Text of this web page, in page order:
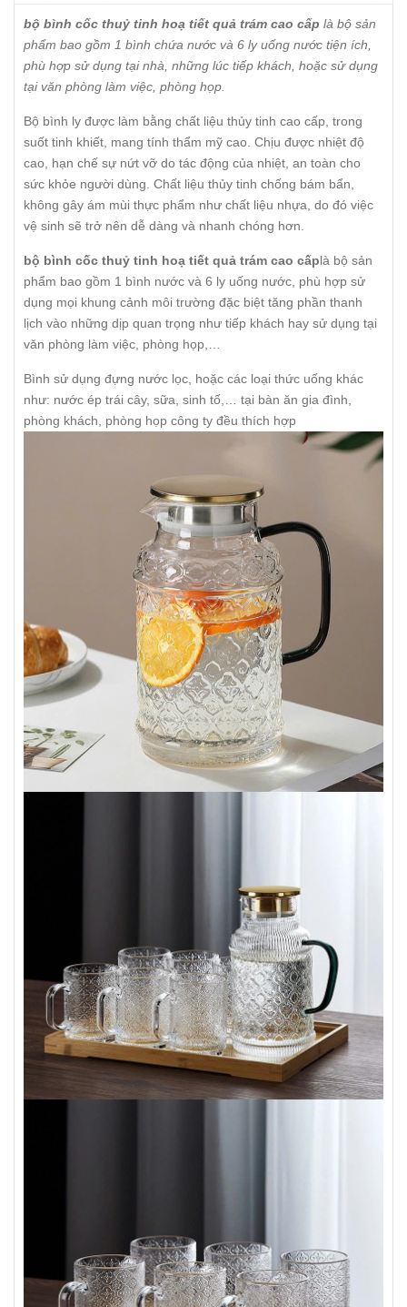
bộ bình cốc thuỷ tinh hoạ tiết quả trám cao cấp là bộ sản
phẩm bao gồm 1 bình chứa nước và 6 ly uống nước tiện ích,
phù hợp sử dụng tại nhà, những lúc tiếp khách, hoặc sử dụng
tại văn phòng làm việc, phòng họp.
Bộ bình ly được làm bằng chất liệu thủy tinh cao cấp, trong
suốt tinh khiết, mang tính thẩm mỹ cao. Chịu được nhiệt độ
cao, hạn chế sự nứt vỡ do tác động của nhiệt, an toàn cho
sức khỏe người dùng. Chất liệu thủy tinh chống bám bẩn,
không gây ám mùi thực phẩm như chất liệu nhựa, do đó việc
vệ sinh sẽ trở nên dễ dàng và nhanh chóng hơn.
bộ bình cốc thuỷ tinh hoạ tiết quả trám cao cấplà bộ sản
phẩm bao gồm 1 bình nước và 6 ly uống nước, phù hợp sử
dụng mọi khung cảnh môi trường đặc biệt tăng phần thanh
lịch vào những dịp quan trọng như tiếp khách hay sử dụng tại
văn phòng làm việc, phòng họp,…
Bình sử dụng đựng nước lọc, hoặc các loại thức uống khác
như: nước ép trái cây, sữa, sinh tố,… tại bàn ăn gia đình,
phòng khách, phòng họp công ty đều thích hợp